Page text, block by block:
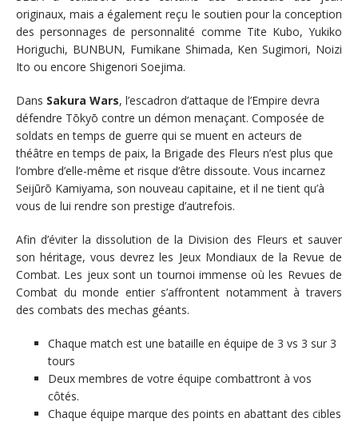
originaux, mais a également reçu le soutien pour la conception
des personnages de personnalité comme Tite Kubo, Yukiko
Horiguchi, BUNBUN, Fumikane Shimada, Ken Sugimori, Noizi
Ito ou encore Shigenori Soejima.
Dans Sakura Wars, l’escadron d’attaque de l’Empire devra
défendre Tōkyō contre un démon menaçant. Composée de
soldats en temps de guerre qui se muent en acteurs de
théâtre en temps de paix, la Brigade des Fleurs n’est plus que
l’ombre d’elle-même et risque d’être dissoute. Vous incarnez
Seijūrō Kamiyama, son nouveau capitaine, et il ne tient qu’à
vous de lui rendre son prestige d’autrefois.
Afin d’éviter la dissolution de la Division des Fleurs et sauver
son héritage, vous devrez les Jeux Mondiaux de la Revue de
Combat. Les jeux sont un tournoi immense où les Revues de
Combat du monde entier s’affrontent notamment à travers
des combats des mechas géants.
Chaque match est une bataille en équipe de 3 vs 3 sur 3
tours
Deux membres de votre équipe combattront à vos
côtés.
Chaque équipe marque des points en abattant des cibles